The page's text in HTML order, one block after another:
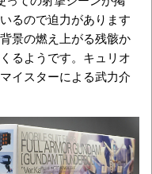
るので迫力があります
景の燃え上がる残骸か
るようです。キュリオ
イスターによる武力介